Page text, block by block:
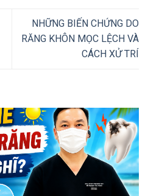
NHỮNG BIẾN CHỨNG DO
RĂNG KHÔN MỌC LỆCH VÀ
CÁCH XỬ TRÍ